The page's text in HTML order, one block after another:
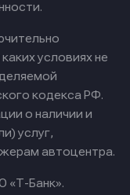
условиях не
кодекса РФ.
о наличии и
услуг,
автоцентра.
«Т-Банк».